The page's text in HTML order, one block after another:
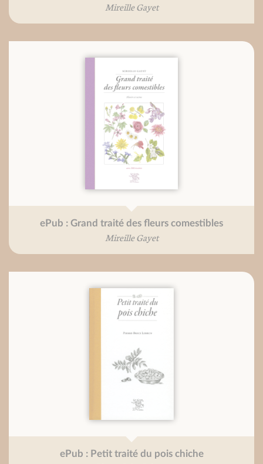
Mireille Gayet
ePub : Grand traité des fleurs comestibles
Mireille Gayet
ePub : Petit traité du pois chiche